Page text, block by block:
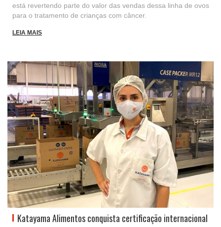
está revertendo parte do valor das vendas dessa linha de ovos
para o tratamento de crianças com câncer.
LEIA MAIS
Katayama Alimentos conquista certificação internacional